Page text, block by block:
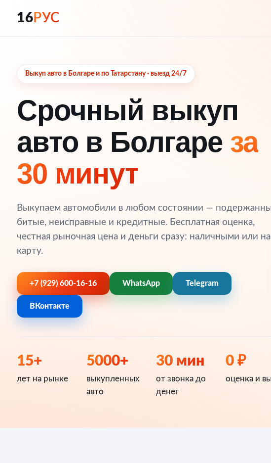
16РУС
Выкуп авто в Болгаре и по Татарстану · выезд 24/7
Срочный выкуп
авто в Болгаре за
30 минут
Выкупаем автомобили в любом состоянии —
битые, неисправные и кредитные. Бесплатная оценка,
честная рыночная цена и деньги сразу: наличными или на
карту.
+7 (929) 600-16-16 WhatsApp Telegram
ВКонтакте
15+
лет на рынке
5000+
выкупленных
авто
30 мин
от звонка до
денег
0 ₽
оценка и